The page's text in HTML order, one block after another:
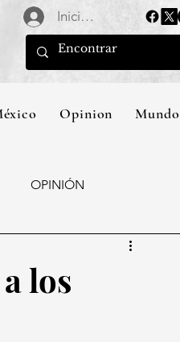
Iniciar sesión
Opinion Mundo
OPINIÓN
los